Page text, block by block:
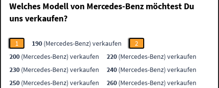
Welches Modell von Mercedes-Benz möchtest Du
uns verkaufen?
1 190 (Mercedes-Benz) verkaufen
2
200 (Mercedes-Benz) verkaufen 220 (Mercedes-Benz) verkaufen
230 (Mercedes-Benz) verkaufen 240 (Mercedes-Benz) verkaufen
250 (Mercedes-Benz) verkaufen 260 (Mercedes-Benz) verkaufen